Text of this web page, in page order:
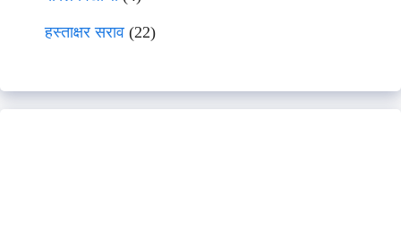
हस्ताक्षर सराव (22)